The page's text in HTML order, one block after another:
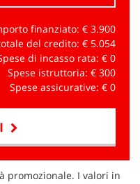
finanziato: € 3.900
del credito: € 5.054
di incasso rata: € 0
Spese istruttoria: € 300
Spese assicurative: € 0
promozionale. I valori in